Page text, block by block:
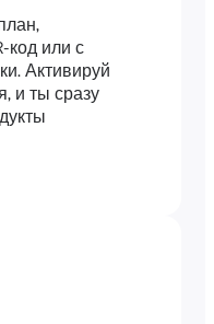
код или с
Активируй
и ты сразу